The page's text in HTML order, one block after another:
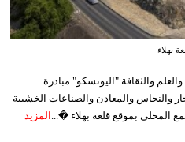
بهلاء
والثقافة "اليونسكو" مبادرة
والنحاس والمعادن والصناعات الخشبية
المحلي بموقع قلعة بهلاء �... المزيد